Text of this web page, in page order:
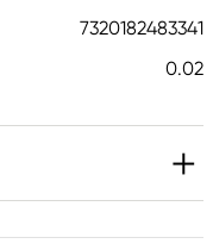
7320182483341
0.02
3-on og